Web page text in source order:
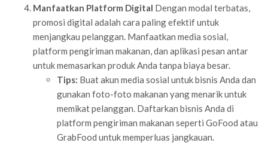
Manfaatkan Platform Digital Dengan modal terbatas,
promosi digital adalah cara paling efektif untuk
menjangkau pelanggan. Manfaatkan media sosial,
platform pengiriman makanan, dan aplikasi pesan antar
untuk memasarkan produk Anda tanpa biaya besar.
Tips: Buat akun media sosial untuk bisnis Anda dan
gunakan foto-foto makanan yang menarik untuk
memikat pelanggan. Daftarkan bisnis Anda di
platform pengiriman makanan seperti GoFood atau
GrabFood untuk memperluas jangkauan.